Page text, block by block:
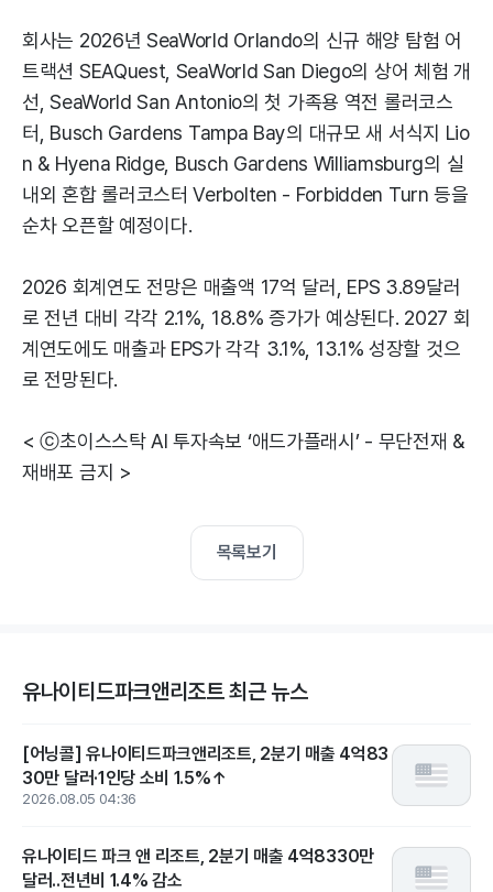
회사는 2026년 SeaWorld Orlando의 신규 해양 탐험 어
트랙션 SEAQuest, SeaWorld San Diego의 상어 체험 개
선, SeaWorld San Antonio의 첫 가족용 역전 롤러코스
터, Busch Gardens Tampa Bay의 대규모 새 서식지 Lio
n & Hyena Ridge, Busch Gardens Williamsburg의 실
내외 혼합 롤러코스터 Verbolten - Forbidden Turn 등을
순차 오픈할 예정이다.
2026 회계연도 전망은 매출액 17억 달러, EPS 3.89달러
로 전년 대비 각각 2.1%, 18.8% 증가가 예상된다. 2027 회
계연도에도 매출과 EPS가 각각 3.1%, 13.1% 성장할 것으
로 전망된다.
< ⓒ초이스스탁 AI 투자속보 ‘애드가플래시’ - 무단전재 &
재배포 금지 >
목록보기
유나이티드파크앤리조트 최근 뉴스
[어닝콜] 유나이티드파크앤리조트, 2분기 매출 4억83
30만 달러·1인당 소비 1.5%↑
2026.08.05 04:36
유나이티드 파크 앤 리조트, 2분기 매출 4억8330만
달러..전년비 1.4% 감소